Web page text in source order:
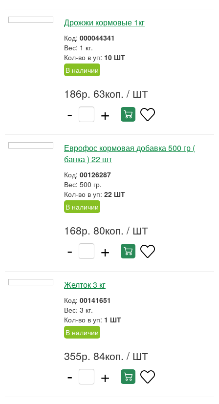
Дрожжи кормовые 1кг
Код: 000044341
Вес: 1 кг.
Кол-во в уп: 10 ШТ
В наличии
186р. 63коп. / ШТ
- +
Еврофос кормовая добавка 500 гр (
банка ) 22 шт
Код: 00126287
Вес: 500 гр.
Кол-во в уп: 22 ШТ
В наличии
168р. 80коп. / ШТ
- +
Желток 3 кг
Код: 00141651
Вес: 3 кг.
Кол-во в уп: 1 ШТ
В наличии
355р. 84коп. / ШТ
- +